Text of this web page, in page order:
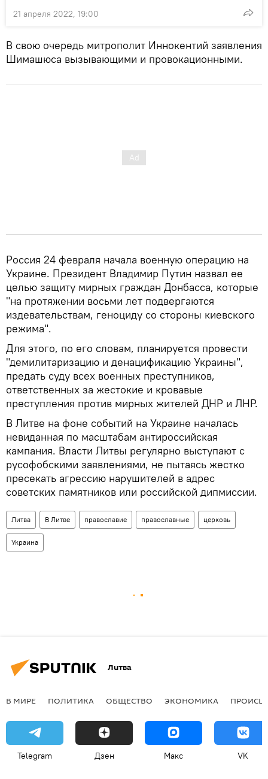
21 апреля 2022, 19:00
В свою очередь митрополит Иннокентий заявления
Шимашюса вызывающими и провокационными.
Россия 24 февраля начала военную операцию на
Украине. Президент Владимир Путин назвал ее
целью защиту мирных граждан Донбасса, которые
"на протяжении восьми лет подвергаются
издевательствам, геноциду со стороны киевского
режима".
Для этого, по его словам, планируется провести
"демилитаризацию и денацификацию Украины",
предать суду всех военных преступников,
ответственных за жестокие и кровавые
преступления против мирных жителей ДНР и ЛНР.
В Литве на фоне событий на Украине началась
невиданная по масштабам антироссийская
кампания. Власти Литвы регулярно выступают с
русофобскими заявлениями, не пытаясь жестко
пресекать агрессию нарушителей в адрес
советских памятников или российской дипмиссии.
Литва В Литве православие православные церковь
Украина
Литва
В МИРЕ ПОЛИТИКА ОБЩЕСТВО ЭКОНОМИКА
Telegram Дзен Макс VK